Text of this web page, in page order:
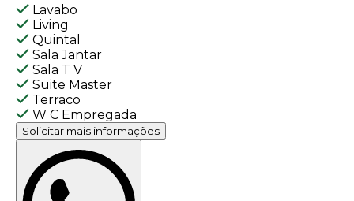
Lavabo
Living
Quintal
Sala Jantar
Sala T V
Suite Master
Terraco
W C Empregada
Solicitar mais informações